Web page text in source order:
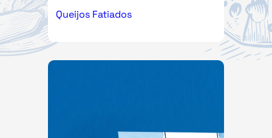
Queijos Fatiados